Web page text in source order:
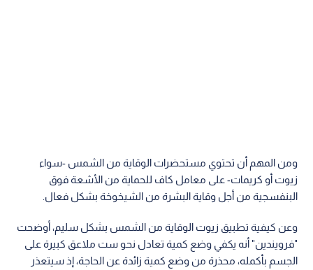
ومن‬ ‫المهم أن تحتوي مستحضرات الوقاية من الشمس -سواء
زيوت أو كريمات- على‬ ‫معامل كاف للحماية من الأشعة فوق
البنفسجية من أجل وقاية البشرة من‬ ‫الشيخوخة بشكل فعال.
‫وعن كيفية تطبيق زيوت الوقاية من الشمس بشكل سليم، أوضحت
"فرويندين"‬ ‫أنه يكفي وضع كمية تعادل نحو ست ملاعق كبيرة على
الجسم بأكمله، محذرة من‬ ‫وضع كمية زائدة عن الحاجة، إذ سيتعذر